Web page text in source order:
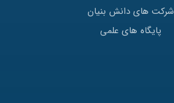
شرکت های دانش بنیان
پایگاه های علمی